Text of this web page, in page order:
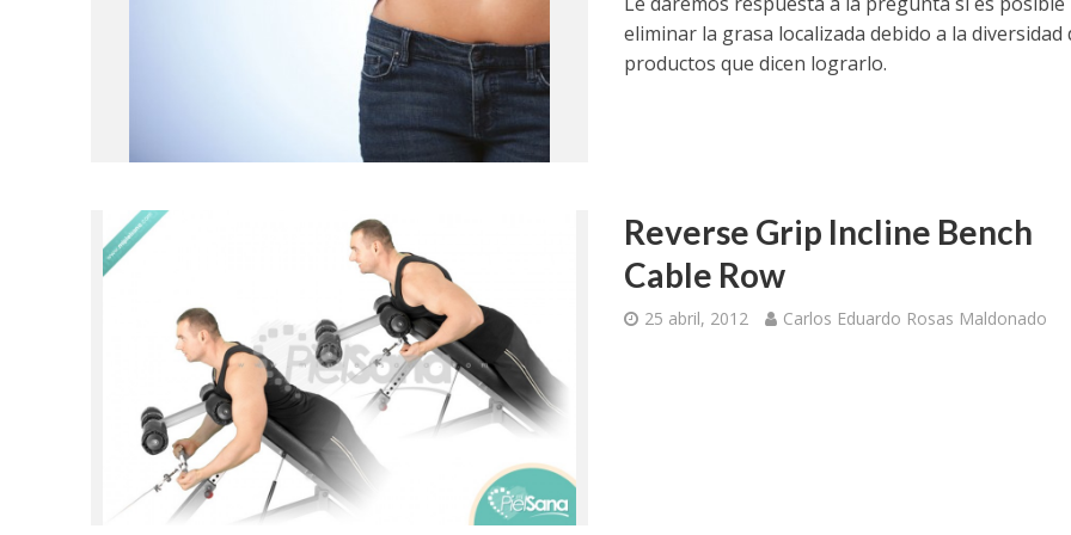
eliminar la grasa localizada debido a la diversidad
productos que dicen lograrlo.
Reverse Grip Incline Bench
Cable Row
25 abril, 2012 Carlos Eduardo Rosas Maldonado